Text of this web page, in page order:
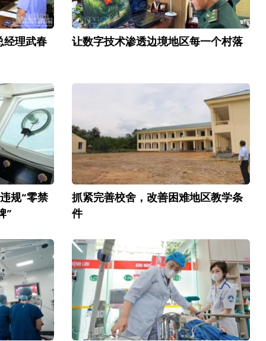
经理武春 让数字技术渗透边境地区每一个村落
规“零禁
”
抓紧完善校舍，改善困难地区教学条
件